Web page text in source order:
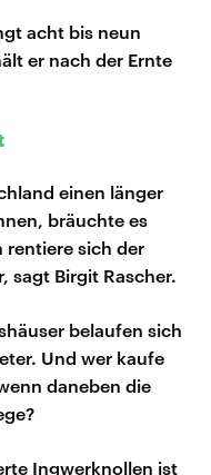
acht bis neun
er nach der Ernte
einen länger
bräuchte es
rentiere sich der
sagt Birgit Rascher.
belaufen sich
Und wer kaufe
daneben die
Ingwerknollen ist